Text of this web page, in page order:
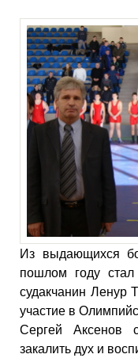
Из выдающихся
пошлом году
судакчанин Ленур
участие в
Сергей Аксенов
закалить дух и